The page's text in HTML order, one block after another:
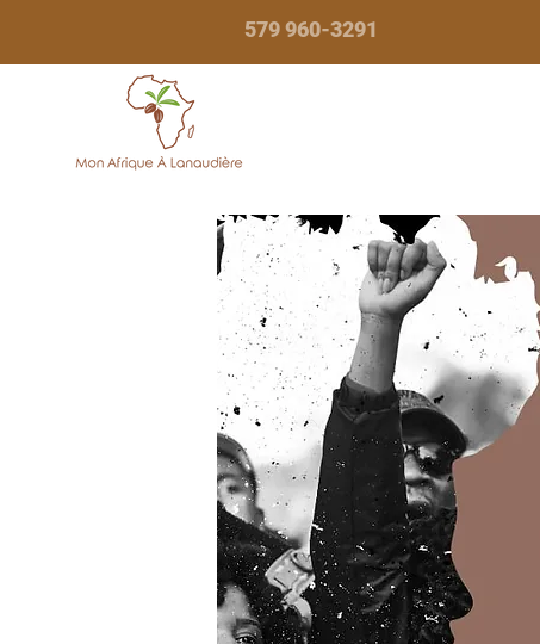
579 960-3291